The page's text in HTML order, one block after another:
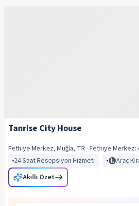
Tanrise City House
Fethiye Merkez, Muğla, TR · Fethiye Merkez:
24 Saat Resepsiyon Hizmeti
Araç
Akıllı Özet